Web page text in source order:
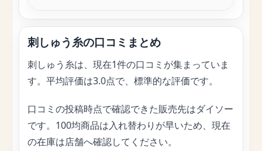
刺しゅう糸の口コミまとめ
刺しゅう糸は、現在1件の口コミが集まっていま
す。平均評価は3.0点で、標準的な評価です。
口コミの投稿時点で確認できた販売先はダイソー
です。100均商品は入れ替わりが早いため、現在
の在庫は店舗へ確認してください。